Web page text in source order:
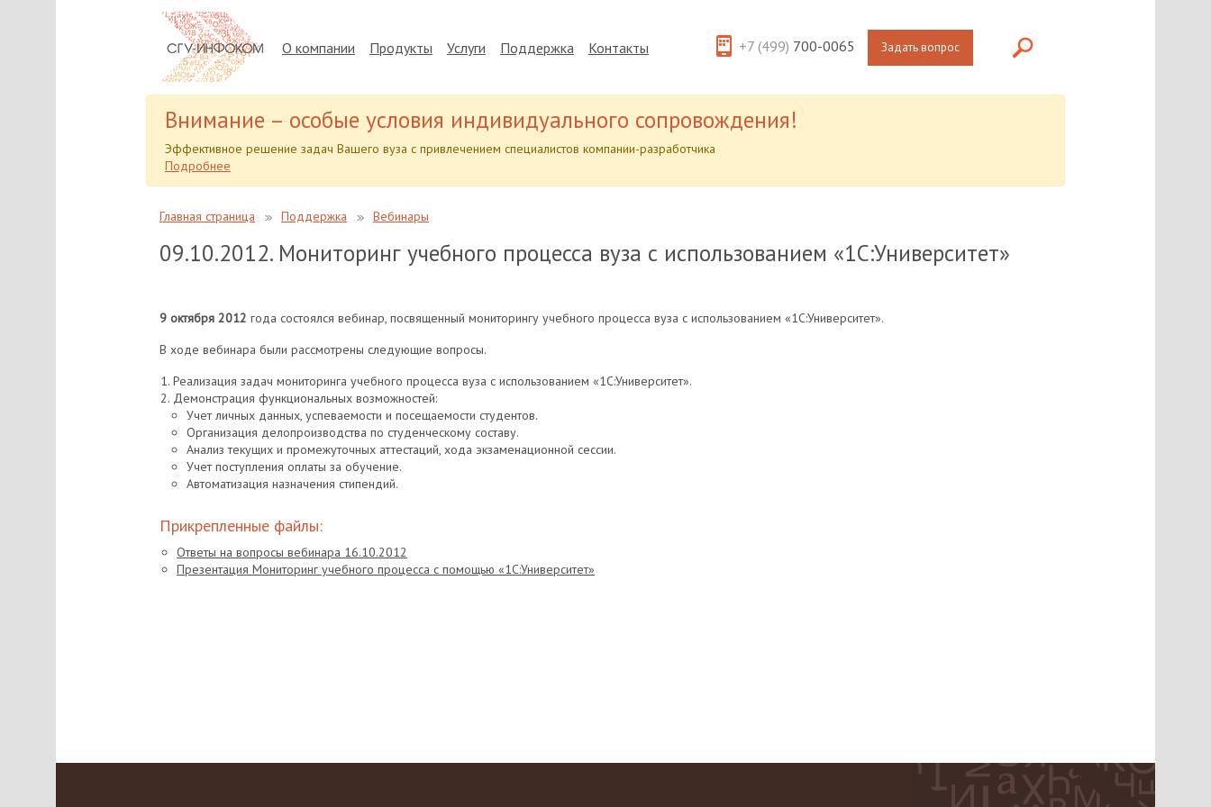
О компании Продукты Услуги Поддержка Контакты +7 (499) 700-0065 Задать вопрос
Внимание – особые условия индивидуального сопровождения!
Эффективное решение задач Вашего вуза с привлечением специалистов компании-разработчика
Подробнее
Главная страница Поддержка Вебинары
09.10.2012. Мониторинг учебного процесса вуза с использованием «1С:Университет»
9 октября 2012 года состоялся вебинар, посвященный мониторингу учебного процесса вуза с использованием «1С:Университет».
В ходе вебинара были рассмотрены следующие вопросы.
Реализация задач мониторинга учебного процесса вуза с использованием «1С:Университет».
Демонстрация функциональных возможностей:
Учет личных данных, успеваемости и посещаемости студентов.
Организация делопроизводства по студенческому составу.
Анализ текущих и промежуточных аттестаций, хода экзаменационной сессии.
Учет поступления оплаты за обучение.
Автоматизация назначения стипендий.
Прикрепленные файлы:
Ответы на вопросы вебинара 16.10.2012
Презентация Мониторинг учебного процесса с помощью «1С:Университет»